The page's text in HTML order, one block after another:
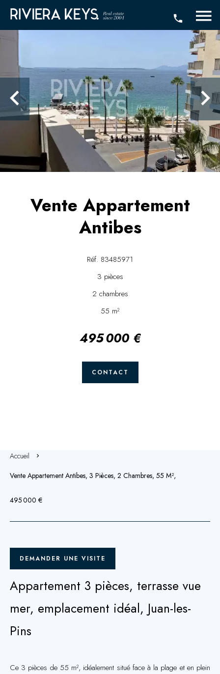
Vente Appartement
Antibes
Réf. 83485971
3 pièces
2 chambres
55 m²
495 000 €
CONTACT
Accueil
Vente Appartement Antibes, 3 Pièces, 2 Chambres, 55 M²,
495 000 €
DEMANDER UNE VISITE
Appartement 3 pièces, terrasse vue
mer, emplacement idéal, Juan-les-
Pins
Ce 3 pièces de 55 m², idéalement situé face à la plage et en plein